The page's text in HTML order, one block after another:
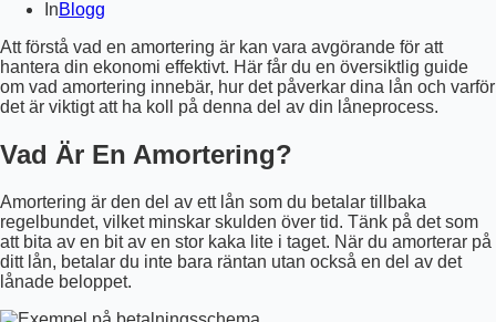
InBlogg
Att förstå vad en amortering är kan vara avgörande för att
hantera din ekonomi effektivt. Här får du en översiktlig guide
om vad amortering innebär, hur det påverkar dina lån och varför
det är viktigt att ha koll på denna del av din låneprocess.
Vad Är En Amortering?
Amortering är den del av ett lån som du betalar tillbaka
regelbundet, vilket minskar skulden över tid. Tänk på det som
att bita av en bit av en stor kaka lite i taget. När du amorterar på
ditt lån, betalar du inte bara räntan utan också en del av det
lånade beloppet.